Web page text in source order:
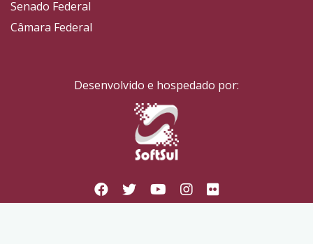
Senado Federal
Câmara Federal
Desenvolvido e hospedado por: